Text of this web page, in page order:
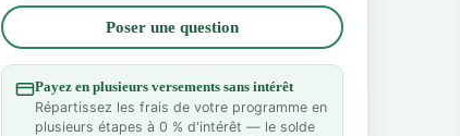
Poser une question
Payez en plusieurs versements sans intérêt
Répartissez les frais de votre programme en
plusieurs étapes à 0 % d'intérêt — le solde